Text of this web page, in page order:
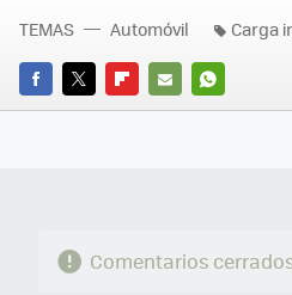
FACEBOOK
TWITTERFLIPBOARD
E-
WHATSAPP
TEMAS Automóvil Carga
Comentarios